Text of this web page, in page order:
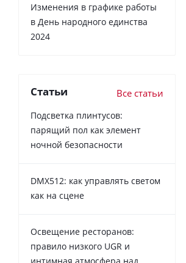
Изменения в графике работы
в День народного единства
2024
Статьи Все статьи
Подсветка плинтусов:
парящий пол как элемент
ночной безопасности
DMX512: как управлять светом
как на сцене
Освещение ресторанов:
правило низкого UGR и